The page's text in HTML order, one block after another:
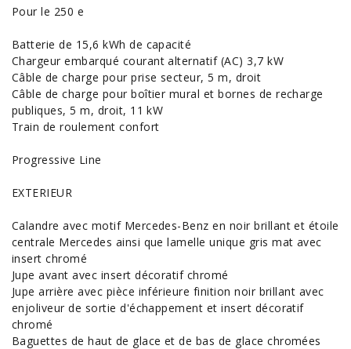
Pour le 250 e
Batterie de 15,6 kWh de capacité
Chargeur embarqué courant alternatif (AC) 3,7 kW
Câble de charge pour prise secteur, 5 m, droit
Câble de charge pour boîtier mural et bornes de recharge
publiques, 5 m, droit, 11 kW
Train de roulement confort
Progressive Line
EXTERIEUR
Calandre avec motif Mercedes-Benz en noir brillant et étoile
centrale Mercedes ainsi que lamelle unique gris mat avec
insert chromé
Jupe avant avec insert décoratif chromé
Jupe arrière avec pièce inférieure finition noir brillant avec
enjoliveur de sortie d'échappement et insert décoratif
chromé
Baguettes de haut de glace et de bas de glace chromées